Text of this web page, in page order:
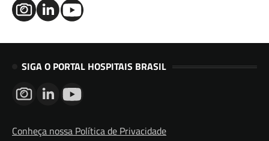
SIGA O PORTAL HOSPITAIS BRASIL
Conheça nossa Política de Privacidade